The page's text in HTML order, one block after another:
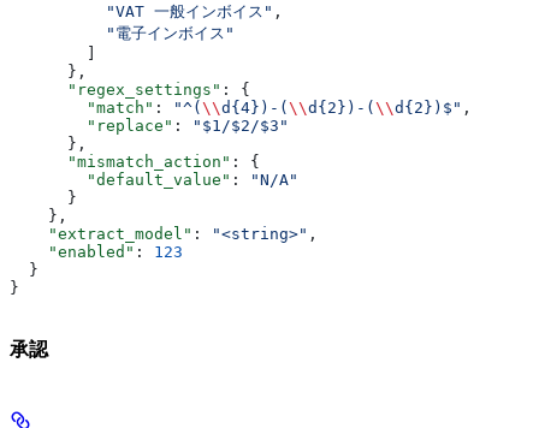
          "VAT 一般インボイス"
,
          "電子インボイス"
        ]
      },
      "regex_settings"
: {
        "match"
: "^(\\d{4})-(\\d{2})-(\\d{2})$" ,
        "replace"
:
"$1/$2/$3"
      },
      "mismatch_action"
: {
        "default_value"
:
"N/A"
      }
    },
    "extract_model"
: "<string>" ,
    "enabled"
: 123
  }
}
承認